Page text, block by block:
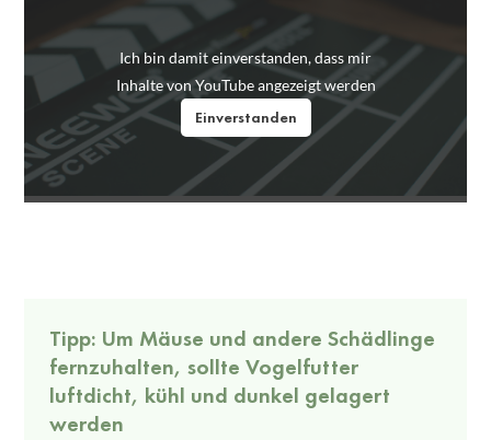
Ich bin damit einverstanden, dass mir
Inhalte von YouTube angezeigt werden
Einverstanden
Tipp: Um Mäuse und andere Schädlinge
fernzuhalten, sollte Vogelfutter
luftdicht, kühl und dunkel gelagert
werden